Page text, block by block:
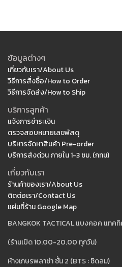
ข้อมูลต่างๆ
เกี่ยวกับเรา/About Us
วิธีการสั่งซื้อ/How to Order
วิธีการจัดส่ง/How to Ship
บริการลูกค้า
แจ้งการชำระเงิน
ตรวจสอบหมายเลขพัสดุ
บริหารจัดหาสินค้า Pre-order
บริการส่งด่วน ภายใน 1-3 ชม. (กทม)
เกี่ยวกับเรา
ร้านค้าของเรา/About Us
ติดต่อเรา/Contact Us
แผ่นที่ร้าน Google Map
BANGKOK TACTICAL แบงคอค แทค
(ร้านเปิด 10.00-20.00 ทุกวัน)
ห้างเกษรพลาซ่า ชั้น 2 (BTS : ชิดลม)